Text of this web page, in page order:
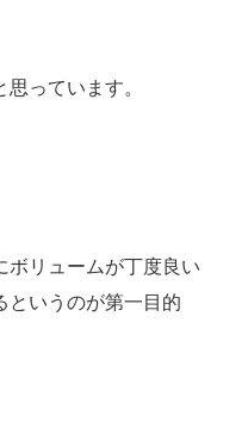
っています。
リュームが丁度良い
いうのが第一目的